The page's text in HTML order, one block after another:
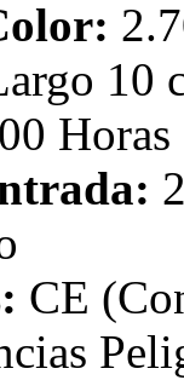
10
Horas
CE